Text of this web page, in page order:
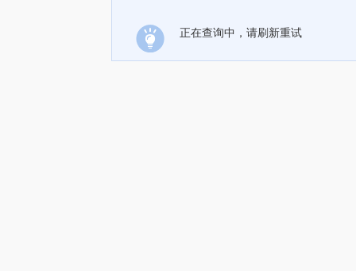
正在查询中，请刷新重试